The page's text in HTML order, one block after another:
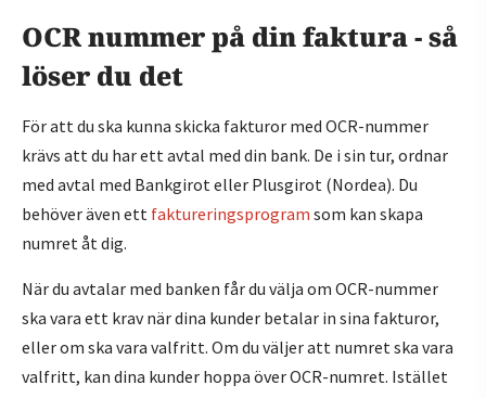
OCR nummer på din faktura - så
löser du det
För att du ska kunna skicka fakturor med OCR-nummer
krävs att du har ett avtal med din bank. De i sin tur, ordnar
med avtal med Bankgirot eller Plusgirot (Nordea). Du
behöver även ett faktureringsprogram som kan skapa
numret åt dig.
När du avtalar med banken får du välja om OCR-nummer
ska vara ett krav när dina kunder betalar in sina fakturor,
eller om ska vara valfritt. Om du väljer att numret ska vara
valfritt, kan dina kunder hoppa över OCR-numret. Istället